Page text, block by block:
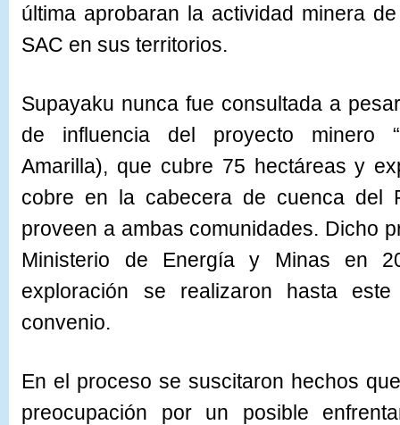
última aprobaran la actividad minera
SAC en sus territorios.
Supayaku nunca fue consultada a
de influencia del proyecto minero
Amarilla), que cubre 75 hectáreas y
cobre en la cabecera de cuenca del
proveen a ambas comunidades. Dicho
Ministerio de Energía y Minas en
exploración se realizaron hasta
convenio.
En el proceso se suscitaron hechos
preocupación por un posible